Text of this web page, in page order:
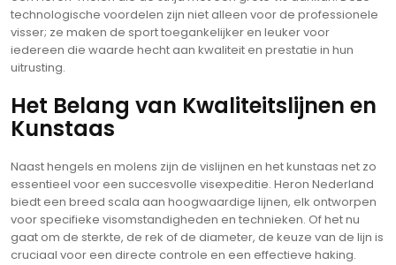
technologische voordelen zijn niet alleen voor de professionele
visser; ze maken de sport toegankelijker en leuker voor
iedereen die waarde hecht aan kwaliteit en prestatie in hun
uitrusting.
Het Belang van Kwaliteitslijnen en
Kunstaas
Naast hengels en molens zijn de vislijnen en het kunstaas net zo
essentieel voor een succesvolle visexpeditie. Heron Nederland
biedt een breed scala aan hoogwaardige lijnen, elk ontworpen
voor specifieke visomstandigheden en technieken. Of het nu
gaat om de sterkte, de rek of de diameter, de keuze van de lijn is
cruciaal voor een directe controle en een effectieve haking.